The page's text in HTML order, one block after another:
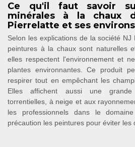
Ce qu'il faut savoir
minérales à la chaux
Pierrelatte et ses environs
Selon les explications de la société
peintures à la chaux sont naturelles
elles respectent l'environnement et
plantes environnantes. Ce produit
respirer tout en empêchant les
Elles affichent aussi une
torrentielles, à neige et aux
les professionnels dans le
précaution les peintures pour éviter les